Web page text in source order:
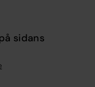
sidans